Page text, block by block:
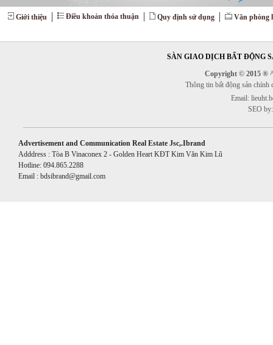
Giới thiệu Điều khoản thỏa thuận Quy định sử dụng Văn phòng
SÀN GIAO DỊCH BẤT ĐỘNG
Copyright © 2015 ®
Thông tin bất động sản
Email:
SEO
Advertisement and Communication Real Estate Jsc,.Ibrand
Adddress : Tòa B Vinaconex 2 - Golden Heart KĐT Kim Văn Kim Lũ
Hotline: 094.865.2288
Email : bdsibrand@gmail.com